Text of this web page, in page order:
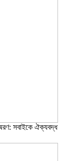
সবাইকে ঐক্যবদ্ধ